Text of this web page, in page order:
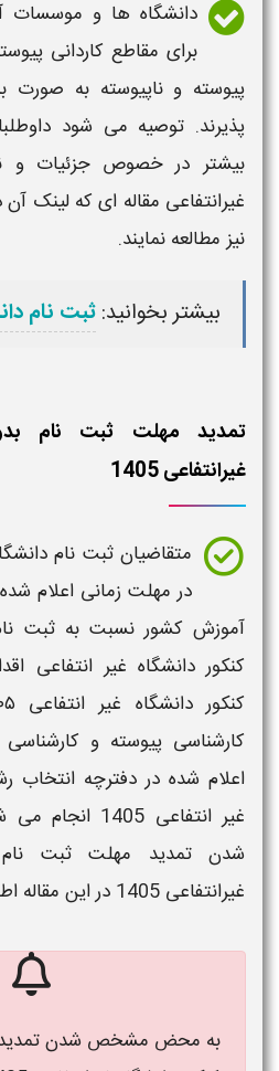
دانشگاه ها و موسسات
برای مقاطع کاردانی
پیوسته و ناپیوسته به صورت
پذیرند. توصیه می شود
بیشتر در خصوص جزئیات و
غیرانتفاعی مقاله ای که لینک آن
نیز مطالعه نمایند.
بیشتر بخوانید:ثبت نام
تمدید مهلت ثبت نام
غیرانتفاعی 1405
متقاضیانثبت نام
درمهلت زمانی اعلام
آموزش کشور نسبت بهثبت
کنکور دانشگاه غیر انتفاعی
کنکور دانشگاه غیر انتفاعی ۱۴۰۵​
کارشناسی پیوسته و
اعلام شده در دفترچه انتخاب
غیر انتفاعی 1405
انجام
شدن تمدید مهلت ثبت نام
غیرانتفاعی 1405 در این مقاله اطلاع رسانی می شود.
به محض مشخص شدن تمدید